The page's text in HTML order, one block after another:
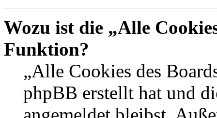
Wozu ist die „Alle
Funktion?
„Alle Cookies des
phpBB erstellt hat und